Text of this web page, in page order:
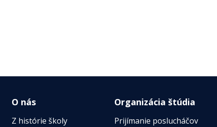
O nás
Z histórie školy
Organizácia štúdia
Prijímanie poslucháčov